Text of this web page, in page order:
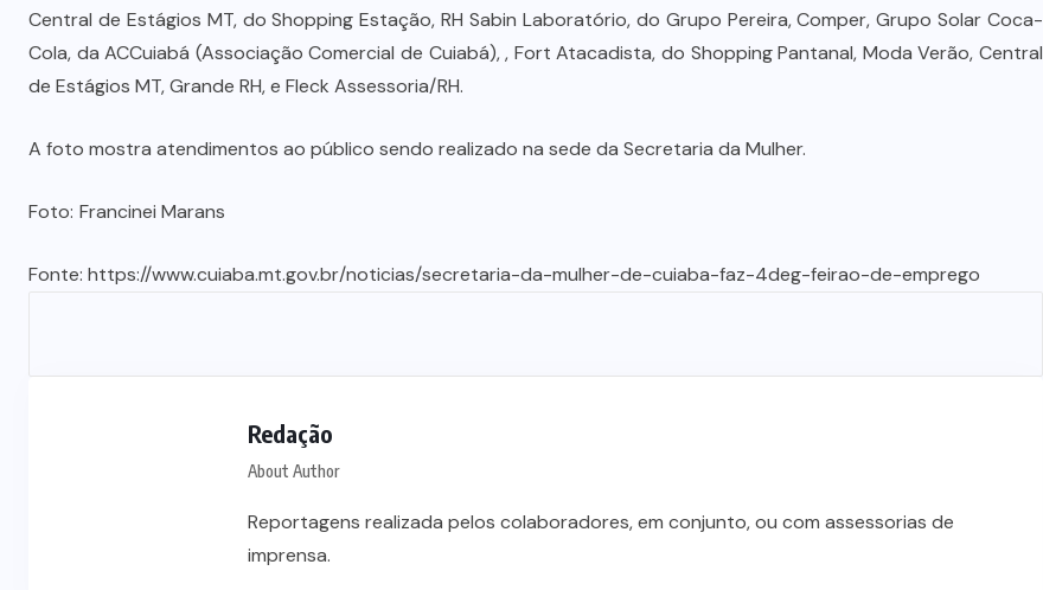
Central de Estágios MT, do Shopping Estação, RH Sabin Laboratório, do Grupo Pereira, Comper, Grupo Solar Coca-
Cola, da ACCuiabá (Associação Comercial de Cuiabá), , Fort Atacadista, do Shopping Pantanal, Moda Verão, Central
de Estágios MT, Grande RH, e Fleck Assessoria/RH.
A foto mostra atendimentos ao público sendo realizado na sede da Secretaria da Mulher.
Foto: Francinei Marans
Fonte: https://www.cuiaba.mt.gov.br/noticias/secretaria-da-mulher-de-cuiaba-faz-4deg-feirao-de-emprego
Redação
About Author
Reportagens realizada pelos colaboradores, em conjunto, ou com assessorias de
imprensa.